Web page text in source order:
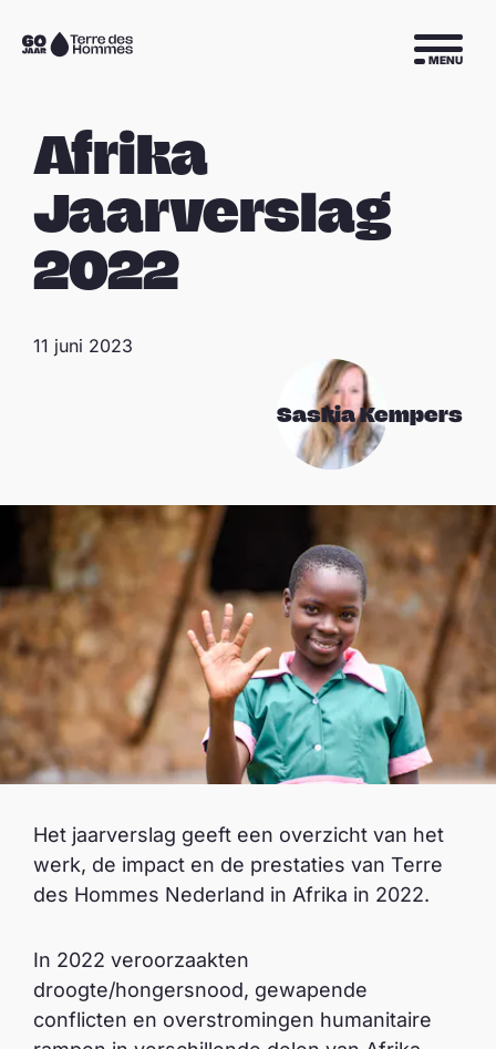
Sla navigatie over
Naar
homepage
MENU
Afrika
Jaarverslag
2022
Saskia Kempers
11 juni 2023
Het jaarverslag geeft een overzicht van het
werk, de impact en de prestaties van Terre
des Hommes Nederland in Afrika in 2022.
In 2022 veroorzaakten
droogte/hongersnood, gewapende
conflicten en overstromingen humanitaire